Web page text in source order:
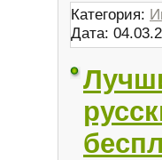
Категория:
Дата: